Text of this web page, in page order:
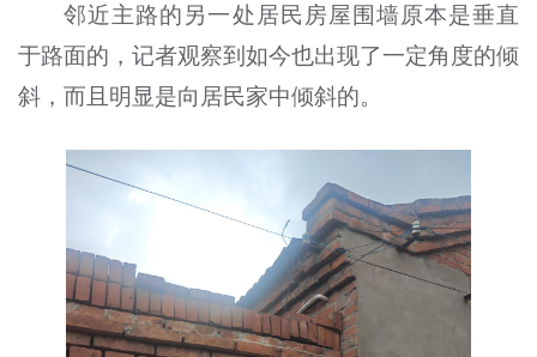
邻近主路的另一处居民房屋围墙原本是垂直
于路面的，记者观察到如今也出现了一定角度的倾
斜，而且明显是向居民家中倾斜的。